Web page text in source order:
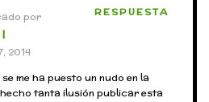
por
2014
RESPUESTA
me ha puesto un nudo en la
tanta ilusión publicar esta